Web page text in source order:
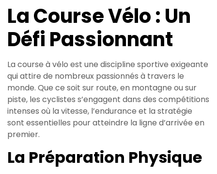
La Course Vélo : Un
Défi Passionnant
La course à vélo est une discipline sportive exigeante
qui attire de nombreux passionnés à travers le
monde. Que ce soit sur route, en montagne ou sur
piste, les cyclistes s’engagent dans des compétitions
intenses où la vitesse, l’endurance et la stratégie
sont essentielles pour atteindre la ligne d’arrivée en
premier.
La Préparation Physique